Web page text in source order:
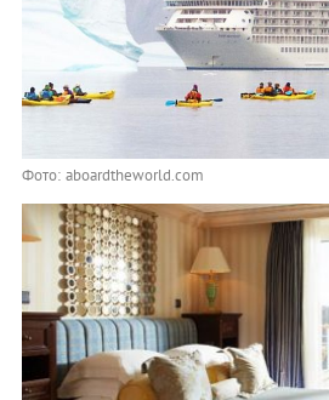
Фото: aboardtheworld.com